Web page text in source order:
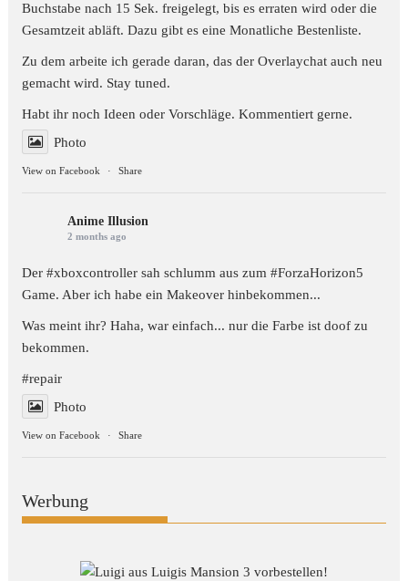
Buchstabe nach 15 Sek. freigelegt, bis es erraten wird oder die
Gesamtzeit abläft. Dazu gibt es eine Monatliche Bestenliste.
Zu dem arbeite ich gerade daran, das der Overlaychat auch neu
gemacht wird. Stay tuned.
Habt ihr noch Ideen oder Vorschläge. Kommentiert gerne.
Photo
View on Facebook · Share
Anime Illusion
2 months ago
Der #xboxcontroller sah schlumm aus zum#ForzaHorizon5
Game. Aber ich habe ein Makeover hinbekommen...
Was meint ihr? Haha, war einfach... nur die Farbe ist doof zu
bekommen.
#repair
Photo
View on Facebook · Share
Werbung